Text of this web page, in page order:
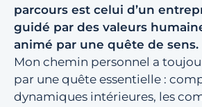
parcours est celui d’un
guidé par des valeurs
animé par une quête de sens.
Mon chemin personnel a
par une quête essentielle :
dynamiques intérieures, les